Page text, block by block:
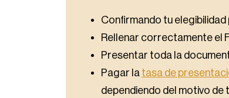
Confirmando tu
Rellenar correctamente el
Presentar toda la
Pagar la tasa de
dependiendo del motivo de